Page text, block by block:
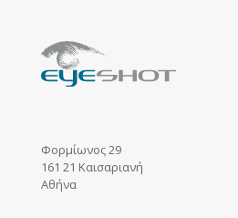
Φορμίωνος 29
161 21 Καισαριανή
Αθήνα